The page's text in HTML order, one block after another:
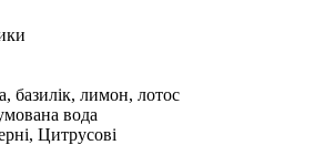
базилік, лимон, лотос
вода
Цитрусові